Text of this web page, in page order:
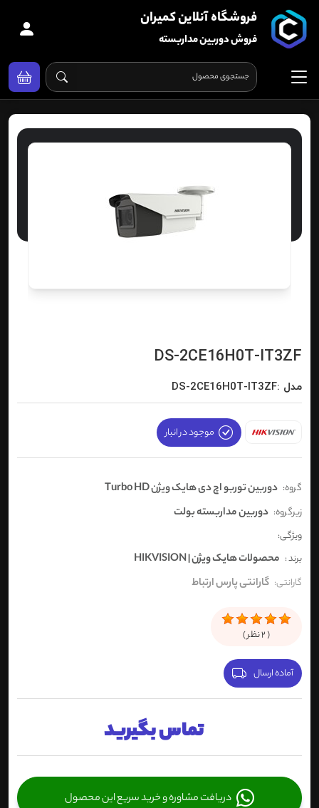
فروشگاه آنلاین کمیران
فروش دوربین مداربسته
DS-2CE16H0T-IT3ZF
مدل :DS-2CE16H0T-IT3ZF
موجود در انبار
گروه: دوربین توربو اچ دی هایک ویژن Turbo HD
زیرگروه: دوربین مداربسته بولت
ویژگی:
برند : محصولات هایک ویژن | HIKVISION
گارانتی: گارانتی پارس ارتباط
(
2نظر )
آماده ارسال
تماس بگیرید
دریافت مشاوره و خرید سریع این محصول